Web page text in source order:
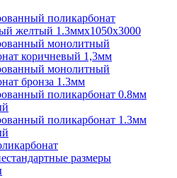
поликарбонат
желтый 1.3ммх1050х3000
монолитный
коричневый 1,3мм
монолитный
бронза 1.3мм
поликарбонат 0.8мм
поликарбонат 1.3мм
размеры